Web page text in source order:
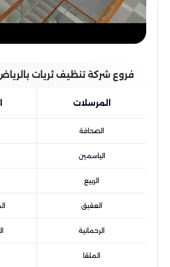
فروع شركة تنظيف ثريات
المرسلات
الصحافة
الياسمين
الربيع
العقيق
الرحمانية
الملقا